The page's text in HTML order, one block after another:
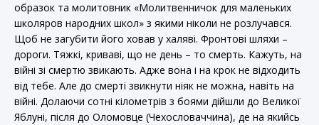
образок та молитовник «Молитвенничок для маленьких
школяров народних школ» з якими ніколи не розлучався.
Щоб не загубити його ховав у халяві. Фронтові шляхи –
дороги. Тяжкі, криваві, що не день – то смерть. Кажуть, на
війні зі смертю звикають. Адже вона і на крок не відходить
від тебе. Але до смерті звикнути ніяк не можна, навіть на
війні. Долаючи сотні кілометрів з боями дійшли до Великої
Яблуні, після до Оломовце (Чехословаччина), де на якийсь